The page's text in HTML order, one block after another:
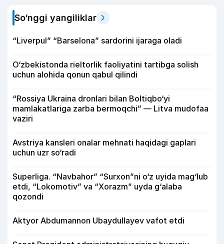
So‘nggi yangiliklar
“Liverpul” “Barselona” sardorini ijaraga oladi
O‘zbekistonda rieltorlik faoliyatini tartibga solish
uchun alohida qonun qabul qilindi
“Rossiya Ukraina dronlari bilan Boltiqbo‘yi
mamlakatlariga zarba bermoqchi” — Litva mudofaa
vaziri
Avstriya kansleri onalar mehnati haqidagi gaplari
uchun uzr so‘radi
Superliga. “Navbahor” “Surxon”ni o‘z uyida mag‘lub
etdi, “Lokomotiv” va “Xorazm” uyda g‘alaba
qozondi
Aktyor Abdu­mannon Ubaydullayev vafot etdi